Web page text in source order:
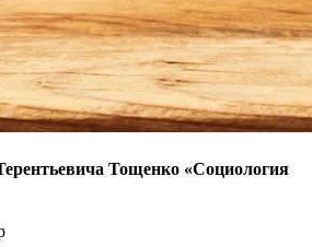
Тощенко «Социология